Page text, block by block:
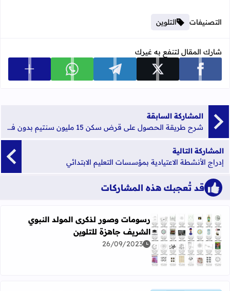
التصنيفات التلوين
شارك المقال لتنفع به غيرك
شارك على facebook شارك على x شارك على telegram شارك على whatsapp عرض
المشاركة السابقة
شرح طريقة الحصول على قرض سكن 15 مليون سنتيم بدون فائدة عن طريق مؤسسة محمد السادس
المشاركة التالية
إدراج الأنشطة الاعتيادية بمؤسسات التعليم الابتدائي
قد تُعجبك هذه المشاركات
اقرأ المزيد عن رسومات وصور لذكرى المولد النبوي الشريف
رسومات وصور لذكرى المولد النبوي
الشريف جاهزة للتلوين
26/09/2023